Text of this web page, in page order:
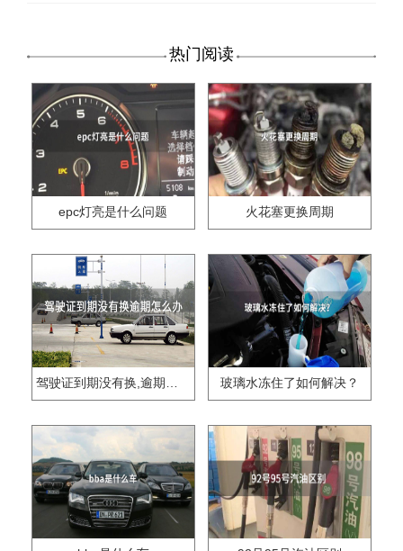
热门阅读
epc灯亮是什么问题 火花塞更换周期
驾驶证到期没有换,逾期怎么办?? 玻璃水冻住了如何解决？